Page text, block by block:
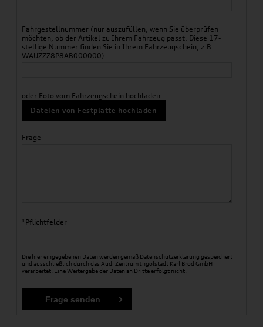
Fahrgestellnummer (nur auszufüllen, wenn Sie überprüfen
möchten, ob der Artikel zu Ihrem Fahrzeug passt. Diese 17-
stellige Nummer finden Sie in Ihrem Fahrzeugschein, z.B.
WAUZZZ8P8AB000000)
oder Foto vom Fahrzeugschein hochladen
Dateien von Festplatte hochladen
Frage
*Pflichtfelder
Die hier eingegebenen Daten werden gemäß Datenschutzerklärung gespeichert
und ausschließlich durch das Audi Zentrum Ingolstadt Karl Brod GmbH
verarbeitet. Eine Weitergabe der Daten an Dritte erfolgt nicht.